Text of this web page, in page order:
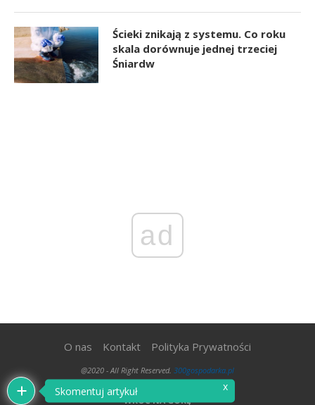
Ścieki znikają z systemu. Co roku
skala dorównuje jednej trzeciej
Śniardw
ad
O nas Kontakt Polityka Prywatności
@2020 - All Right Reserved. 300gospodarka.pl
WRÓĆ NA GÓRĘ
Skomentuj artykuł x